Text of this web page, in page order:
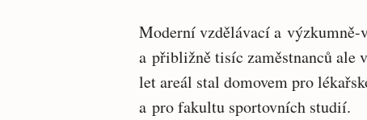
Moderní vzdělávací a
a přibližně tisíc zaměstnanců ale
let areál stal domovem pro
a pro fakultu sportovních studií.